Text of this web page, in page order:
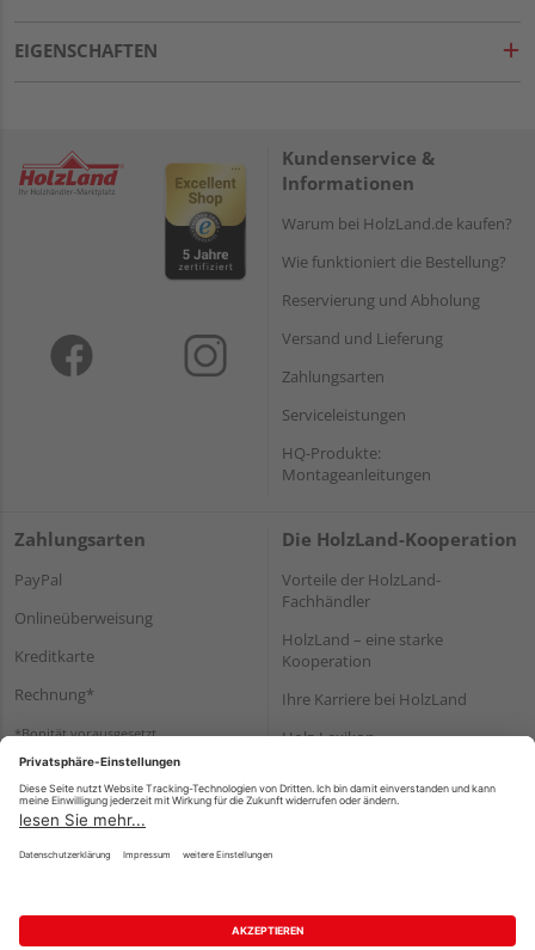
EIGENSCHAFTEN
Kundenservice &
Informationen
Warum bei HolzLand.de kaufen?
Wie funktioniert die Bestellung?
Reservierung und Abholung
Versand und Lieferung
Zahlungsarten
Serviceleistungen
HQ-Produkte:
Montageanleitungen
Zahlungsarten
PayPal
Onlineüberweisung
Kreditkarte
Rechnung*
*Bonität vorausgesetzt
Die HolzLand-Kooperation
Vorteile der HolzLand-
Fachhändler
HolzLand – eine starke
Kooperation
Ihre Karriere bei HolzLand
Holz-Lexikon
Impressum Datenschutz
Nutzungsbedingungen